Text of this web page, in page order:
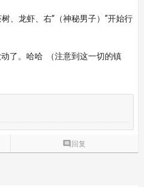
、龙虾、右”（神秘男子）“开始行
了。哈哈 （注意到这一切的镇
 回复